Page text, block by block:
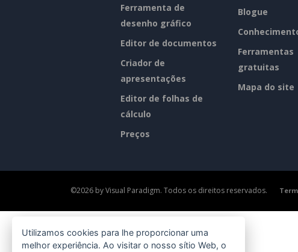
Ferramenta de
desenho gráfico
Editor de documentos
Criador de
apresentações
Editor de folhas de
cálculo
Preços
Blogue
Ferramentas
gratuitas
Mapa do site
©2026 by Visual Paradigm. Todos os direitos reservados.
Utilizamos cookies para lhe proporcionar uma
melhor experiência. Ao visitar o nosso sítio Web, o